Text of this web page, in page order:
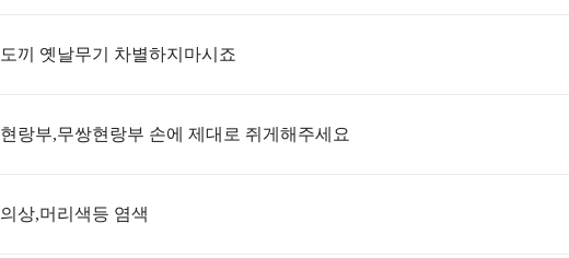
도끼 옛날무기 차별하지마시죠
현랑부,무쌍현랑부 손에 제대로 쥐게해주세요
의상,머리색등 염색